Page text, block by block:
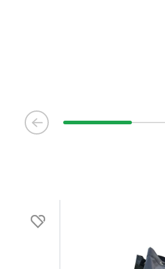
del i detta är att samla order för att